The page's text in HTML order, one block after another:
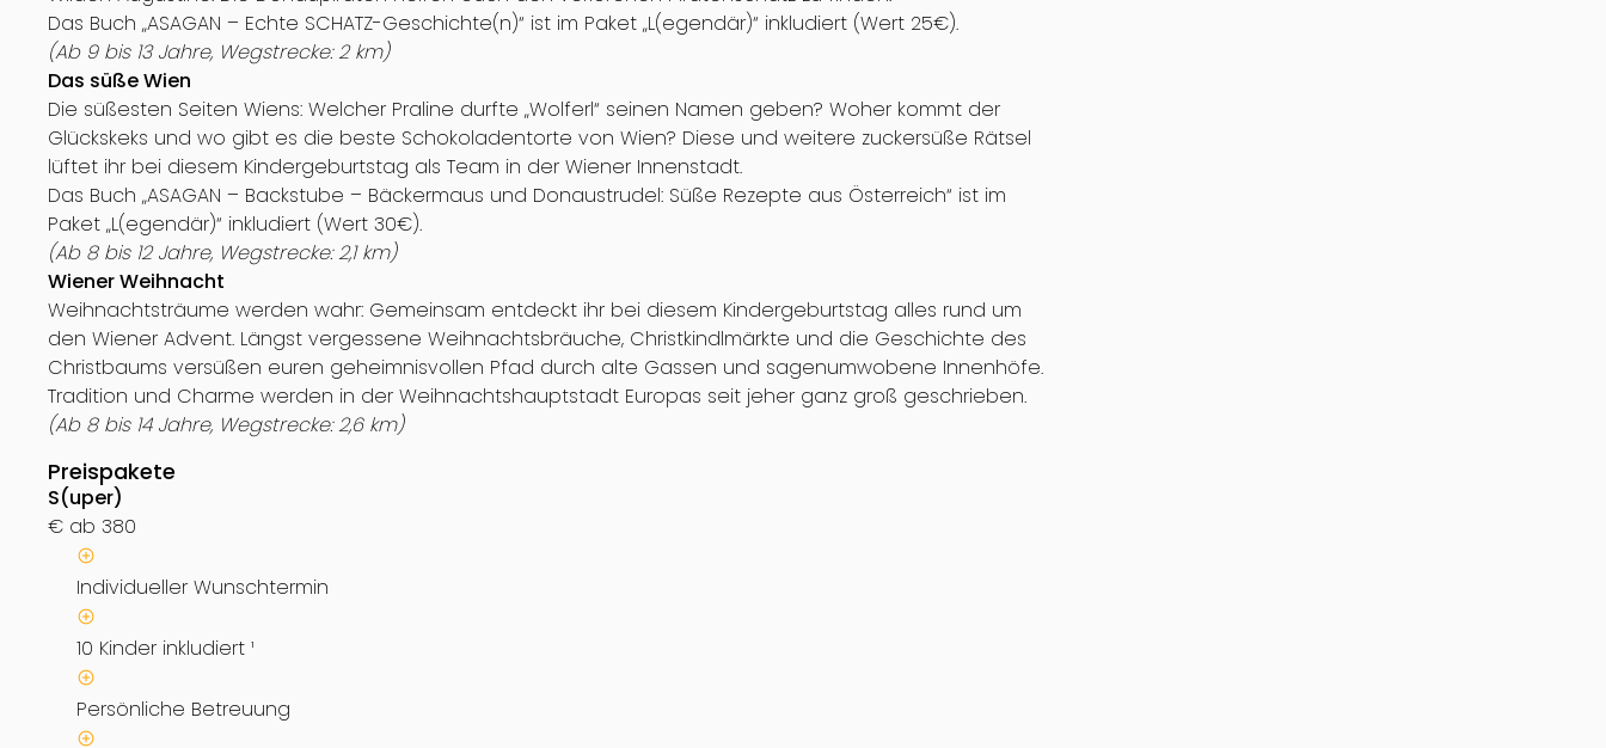
Das Buch „ASAGAN – Echte SCHATZ-Geschichte(n)“ ist im Paket „L(egendär)“ inkludiert (Wert 25€).
(Ab 9 bis 13 Jahre, Wegstrecke: 2 km)
Das süße Wien
Die süßesten Seiten Wiens: Welcher Praline durfte „Wolferl“ seinen Namen geben? Woher kommt der
Glückskeks und wo gibt es die beste Schokoladentorte von Wien? Diese und weitere zuckersüße Rätsel
lüftet ihr bei diesem Kindergeburtstag als Team in der Wiener Innenstadt.
Das Buch „ASAGAN – Backstube – Bäckermaus und Donaustrudel: Süße Rezepte aus Österreich“ ist im
Paket „L(egendär)“ inkludiert (Wert 30€).
(Ab 8 bis 12 Jahre, Wegstrecke: 2,1 km)
Wiener Weihnacht
Weihnachtsträume werden wahr: Gemeinsam entdeckt ihr bei diesem Kindergeburtstag alles rund um
den Wiener Advent. Längst vergessene Weihnachtsbräuche, Christkindlmärkte und die Geschichte des
Christbaums versüßen euren geheimnisvollen Pfad durch alte Gassen und sagenumwobene Innenhöfe.
Tradition und Charme werden in der Weihnachtshauptstadt Europas seit jeher ganz groß geschrieben.
(Ab 8 bis 14 Jahre, Wegstrecke: 2,6 km)
Preispakete
S(uper)
€ ab 380
Individueller Wunschtermin
10 Kinder inkludiert ¹
Persönliche Betreuung